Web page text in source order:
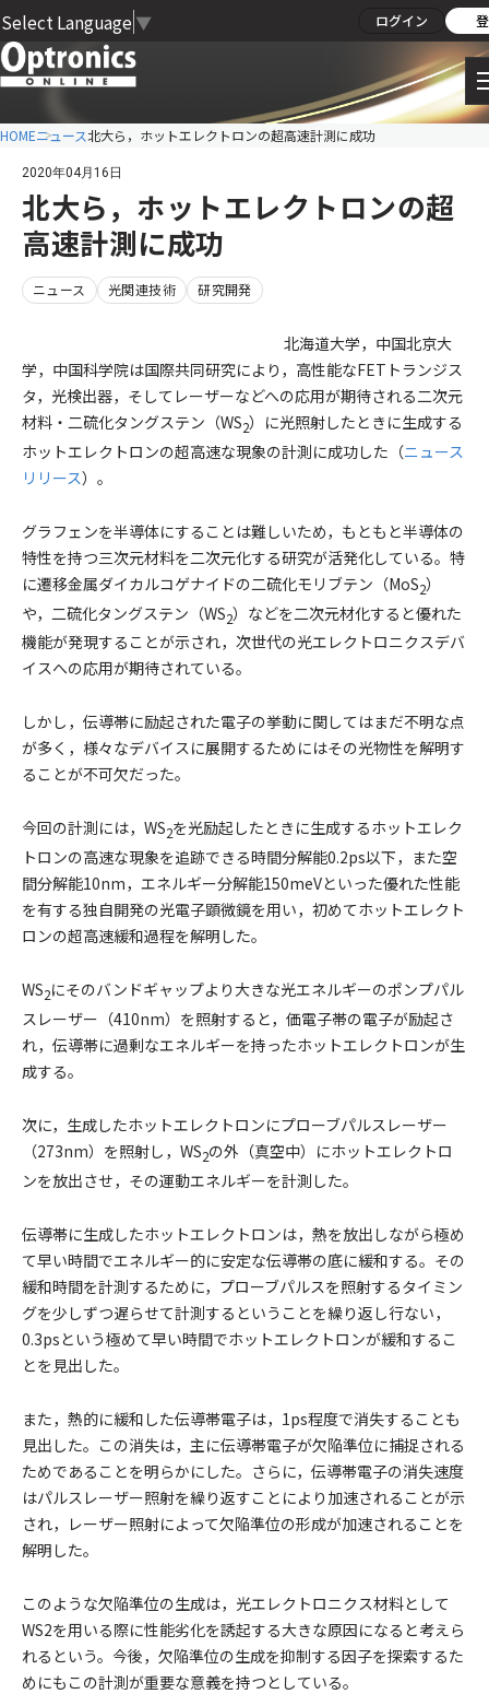
Select Language ▼ ログイン
HOMEニュース北大ら，ホットエレクトロンの超高速計測に成功
2020年04月16日
北大ら，ホットエレクトロンの超
高速計測に成功
ニュース 光関連技術 研究開発
北海道大学，中国北京大
学，中国科学院は国際共同研究により，高性能なFETトランジス
タ，光検出器，そしてレーザーなどへの応用が期待される二次元
材料・二硫化タングステン（WS2）に光照射したときに生成する
ホットエレクトロンの超高速な現象の計測に成功した（ニュース
リリース）。
グラフェンを半導体にすることは難しいため，もともと半導体の
特性を持つ三次元材料を二次元化する研究が活発化している。特
に遷移金属ダイカルコゲナイドの二硫化モリブテン（MoS2）
や，二硫化タングステン（WS2）などを二次元材化すると優れた
機能が発現することが示され，次世代の光エレクトロニクスデバ
イスへの応用が期待されている。
しかし，伝導帯に励起された電子の挙動に関してはまだ不明な点
が多く，様々なデバイスに展開するためにはその光物性を解明す
ることが不可欠だった。
今回の計測には，WS2を光励起したときに生成するホットエレク
トロンの高速な現象を追跡できる時間分解能0.2ps以下，また空
間分解能10nm，エネルギー分解能150meVといった優れた性能
を有する独自開発の光電子顕微鏡を用い，初めてホットエレクト
ロンの超高速緩和過程を解明した。
WS2にそのバンドギャップより大きな光エネルギーのポンプパル
スレーザー（410nm）を照射すると，価電子帯の電子が励起さ
れ，伝導帯に過剰なエネルギーを持ったホットエレクトロンが生
成する。
次に，生成したホットエレクトロンにプローブパルスレーザー
（273nm）を照射し，WS2の外（真空中）にホットエレクトロ
ンを放出させ，その運動エネルギーを計測した。
伝導帯に生成したホットエレクトロンは，熱を放出しながら極め
て早い時間でエネルギー的に安定な伝導帯の底に緩和する。その
緩和時間を計測するために，プローブパルスを照射するタイミン
グを少しずつ遅らせて計測するということを繰り返し行ない，
0.3psという極めて早い時間でホットエレクトロンが緩和するこ
とを見出した。
また，熱的に緩和した伝導帯電子は，1ps程度で消失することも
見出した。この消失は，主に伝導帯電子が欠陥準位に捕捉される
ためであることを明らかにした。さらに，伝導帯電子の消失速度
はパルスレーザー照射を繰り返すことにより加速されることが示
され，レーザー照射によって欠陥準位の形成が加速されることを
解明した。
このような欠陥準位の生成は，光エレクトロニクス材料として
WS2を用いる際に性能劣化を誘起する大きな原因になると考えら
れるという。今後，欠陥準位の生成を抑制する因子を探索するた
めにもこの計測が重要な意義を持つとしている。